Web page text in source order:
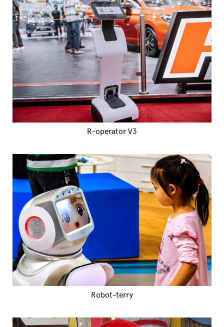
R-operator V3
Robot-terry